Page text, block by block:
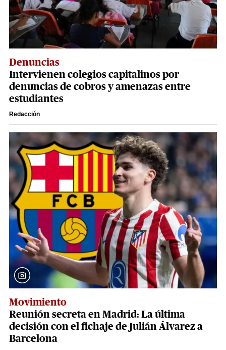
Denuncias
Intervienen colegios capitalinos por
denuncias de cobros y amenazas entre
estudiantes
Redacción
Movimiento
Reunión secreta en Madrid: La última
decisión con el fichaje de Julián Álvarez a
Barcelona